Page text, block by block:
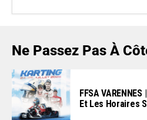
Ne Passez Pas À
FFSA
Et Les Horaires